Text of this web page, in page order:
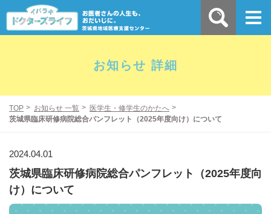
お知らせ 詳細
TOP お知らせ 一覧
医学生・修学生のかたへ
茨城県臨床研修病院総合パンフレット（2025年度向け）について
2024.04.01
茨城県臨床研修病院総合パンフレット（2025年度向
け）について